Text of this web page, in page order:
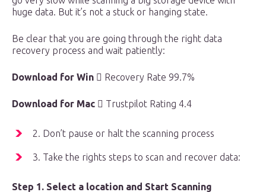
huge data. But it’s not a stuck or hanging state.
Be clear that you are going through the right data
recovery process and wait patiently:
Download for Win  Recovery Rate 99.7%
Download for Mac  Trustpilot Rating 4.4
2. Don’t pause or halt the scanning process
3. Take the rights steps to scan and recover data:
Step 1. Select a location and Start Scanning